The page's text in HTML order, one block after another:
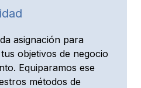
asignación para
objetivos de negocio
Equiparamos ese
métodos de